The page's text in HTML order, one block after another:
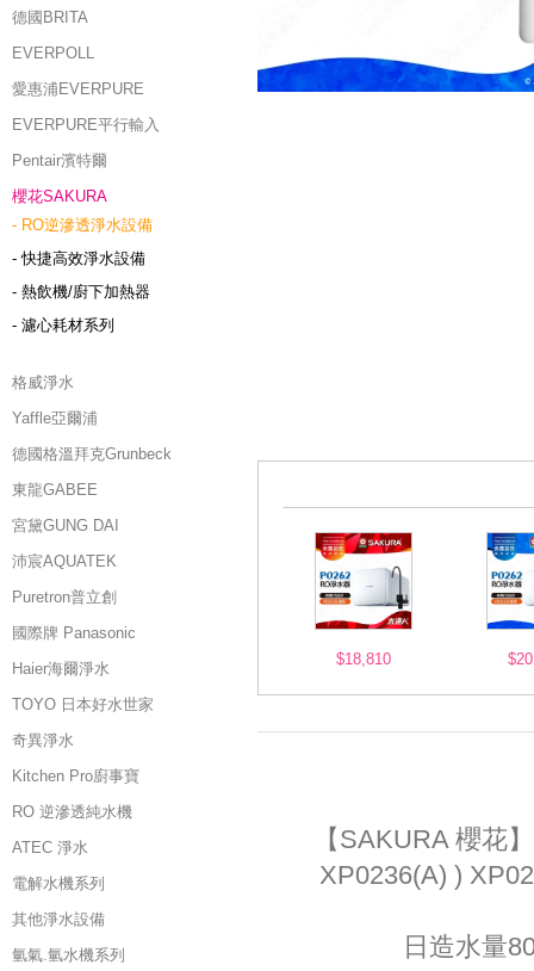
德國BRITA
EVERPOLL
愛惠浦EVERPURE
EVERPURE平行輸入
Pentair濱特爾
櫻花SAKURA
- RO逆滲透淨水設備
- 快捷高效淨水設備
- 熱飲機/廚下加熱器
- 濾心耗材系列
格威淨水
Yaffle亞爾浦
德國格溫拜克Grunbeck
東龍GABEE
宮黛GUNG DAI
沛宸AQUATEK
Puretron普立創
國際牌 Panasonic
Haier海爾淨水
TOYO 日本好水世家
奇異淨水
Kitchen Pro廚事寶
RO 逆滲透純水機
ATEC 淨水
電解水機系列
其他淨水設備
氫氣.氫水機系列
$18,810
【SAKURA 櫻花
XP0236(A) )
日造水量